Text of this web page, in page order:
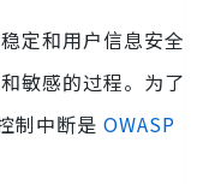
定和用户信息安全
敏感的过程。为了
制中断是 OWASP